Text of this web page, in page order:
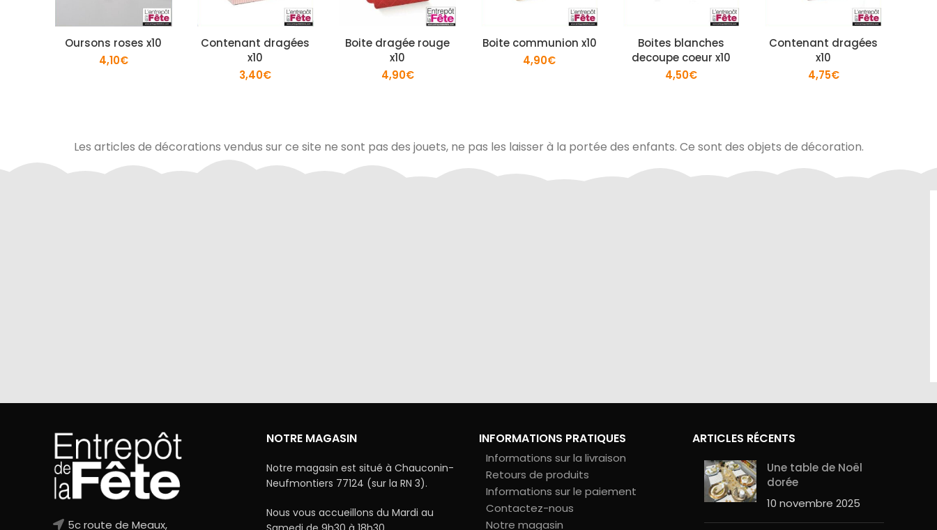
Oursons roses x10
4,10€
Contenant dragées
x10
3,40€
Boite dragée rouge
x10
4,90€
Boite communion x10
4,90€
Boites blanches
decoupe coeur x10
4,50€
Contenant dragées
x10
4,75€
Les articles de décorations vendus sur ce site ne sont pas des jouets, ne pas les laisser à la portée des enfants. Ce sont des objets de décoration.
5c route de Meaux,
NOTRE MAGASIN
Notre magasin est situé à Chauconin-
Neufmontiers 77124 (sur la RN 3).
Nous vous accueillons du Mardi au
INFORMATIONS PRATIQUES
Informations sur la livraison
Retours de produits
Informations sur le paiement
Contactez-nous
Notre magasin
ARTICLES RÉCENTS
Une table de Noël
dorée
10 novembre 2025